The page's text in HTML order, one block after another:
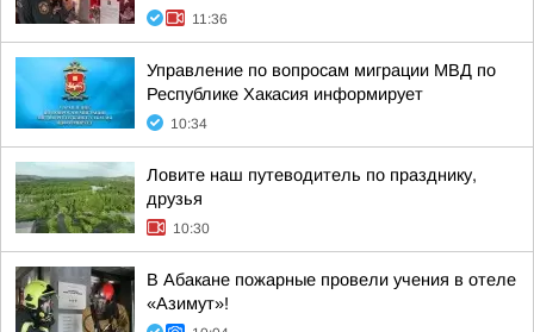
11:36
Управление по вопросам миграции МВД по
Республике Хакасия информирует
10:34
Ловите наш путеводитель по празднику,
друзья
10:30
В Абакане пожарные провели учения в отеле
«Азимут»!